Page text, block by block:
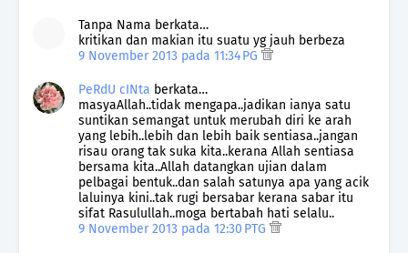
Tanpa Nama berkata…
kritikan dan makian itu suatu yg jauh berbeza
9 November 2013 pada 11:34 PG
PeRdU cINta berkata…
masyaAllah..tidak mengapa..jadikan ianya satu
suntikan semangat untuk merubah diri ke arah
yang lebih..lebih dan lebih baik sentiasa..jangan
risau orang tak suka kita..kerana Allah sentiasa
bersama kita..Allah datangkan ujian dalam
pelbagai bentuk..dan salah satunya apa yang acik
laluinya kini..tak rugi bersabar kerana sabar itu
sifat Rasulullah..moga bertabah hati selalu..
9 November 2013 pada 12:30 PTG